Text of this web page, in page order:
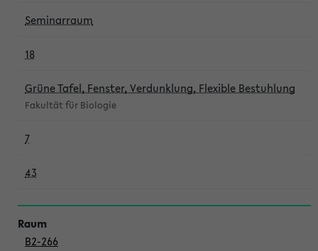
Seminarraum
18
Grüne Tafel, Fenster, Verdunklung, Flexible Bestuhlung
Fakultät für Biologie
7
43
B2-266